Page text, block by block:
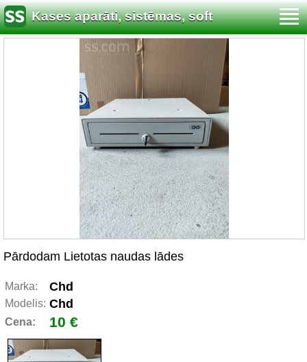
Kases aparāti, sistēmas, soft
Pārdodam Lietotas naudas lādes
Marka: Chd
Modelis: Chd
Cena: 10 €